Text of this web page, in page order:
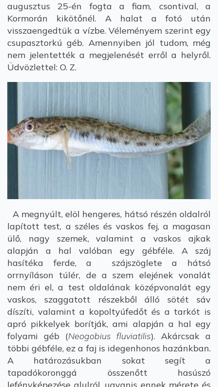
augusztus 25-én fogta a fiam, csontival, a
Kormorán kikötőnél. A halat a fotó után
visszaengedtük a vízbe. Véleményem szerint egy
csupasztorkú géb. Amennyiben jól tudom, még
nem jelentették a megjelenését erről a helyről.
Üdvözlettel: O. Z.
A megnyúlt, elöl hengeres, hátsó részén oldalról
lapított test, a széles és vaskos fej, a magasan
ülő, nagy szemek, valamint a vaskos ajkak
alapján a hal valóban egy gébféle. A száj
hasítéka ferde, a szájszöglete a hátsó
orrnyíláson túlér, de a szem elejének vonalát
nem éri el, a test oldalának középvonalát egy
vaskos, szaggatott részekből álló sötét sáv
díszíti, valamint a kopoltyúfedőt és a tarkót is
apró pikkelyek borítják, ami alapján a hal egy
folyami géb (Neogobius fluviatilis). Akárcsak a
többi gébféle, ez a faj is idegenhonos hazánkban.
A határozásukban sokat segít a
tapadókoronggá összenőtt hasúszó